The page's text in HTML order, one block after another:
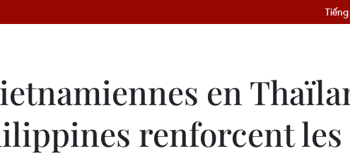
en
renforcent